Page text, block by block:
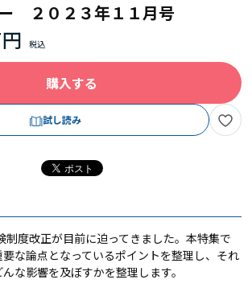
２０２３年１１月号
購入する
試し読み
制度改正が目前に迫ってきました。本特集で
な論点となっているポイントを整理し、それ
な影響を及ぼすかを整理します。